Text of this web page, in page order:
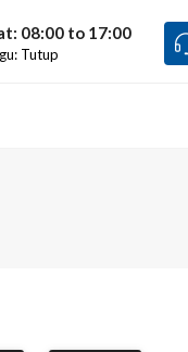
08:00 to 17:00
Tutup